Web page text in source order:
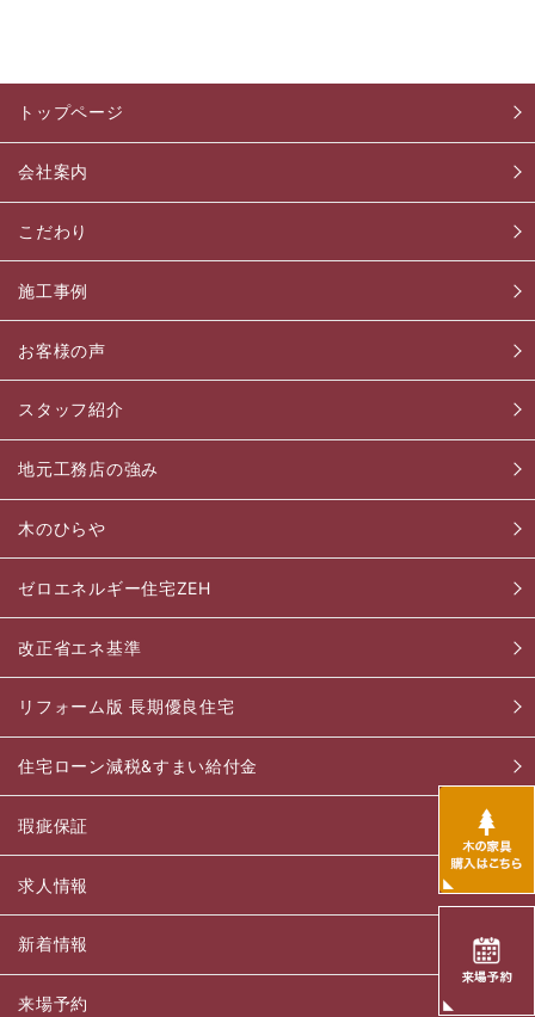
トップページ
会社案内
こだわり
施工事例
お客様の声
スタッフ紹介
地元工務店の強み
木のひらや
ゼロエネルギー住宅ZEH
改正省エネ基準
リフォーム版 長期優良住宅
住宅ローン減税&すまい給付金
瑕疵保証
求人情報
新着情報
来場予約